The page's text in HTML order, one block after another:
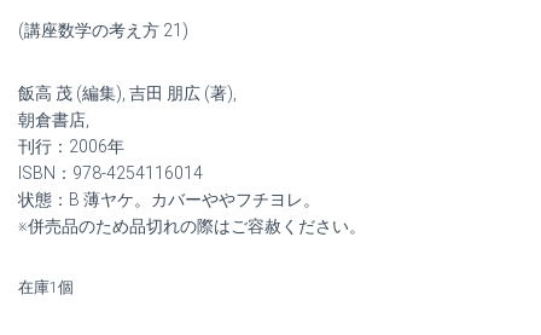
価
は
¥4,350
で
し
の
格
¥4,000
で
(講座数学の考え方 21)
飯高 茂 (編集), 吉田 朋広 (著),
朝倉書店,
刊行：2006年
ISBN：978-4254116014
状態：B 薄ヤケ。カバーややフチヨレ。
※併売品のため品切れの際はご容赦ください。
在庫1個